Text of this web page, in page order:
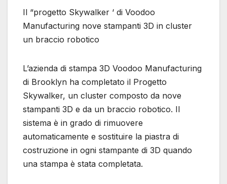
Il “progetto Skywalker ‘ di Voodoo
Manufacturing nove stampanti 3D in cluster
un braccio robotico
L’azienda di stampa 3D Voodoo Manufacturing
di Brooklyn ha completato il Progetto
Skywalker, un cluster composto da nove
stampanti 3D e da un braccio robotico. Il
sistema è in grado di rimuovere
automaticamente e sostituire la piastra di
costruzione in ogni stampante di 3D quando
una stampa è stata completata.